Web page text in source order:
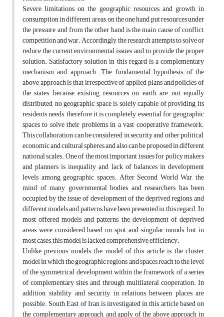
Severe limitations on the geographic resources and growth in
consumption in different areas, on the one hand put resources under
the pressure and from the other hand is the main cause of conflict,
competition and war. Accordingly, the research attempts to solve or
reduce the current environmental issues, and to provide the proper
solution. Satisfactory solution in this regard is a complementary
mechanism and approach. The fundamental hypothesis of the
above approach is that irrespective of applied plans and policies of
the states, because existing resources on earth are not equally
distributed, no geographic space is solely capable of providing its
residents needs, therefore it is completely essential for geographic
spaces to solve their problems in a vast cooperative framework.
This collaboration can be considered in security and other political,
economic and cultural spheres and also can be proposed in different
national scales. One of the most important issues for policy makers
and planners is inequality and lack of balances in development
levels among geographic spaces. After Second World War, the
mind of many governmental bodies and researchers has been
occupied by the issue of development of the deprived regions, and
different models and patterns have been presented in this regard. In
most offered models and patterns, the development of deprived
areas were considered based on spot and singular moods, but in
most cases, this model is lacked comprehensive efficiency.
Unlike previous models, the model of this article is the cluster
model in which the geographic regions and spaces reach to the level
of the symmetrical development within the framework of a series
of complementary sites and through multilateral cooperation. In
addition, stability and security in relations between places are
possible. South East of Iran is investigated in this article based on